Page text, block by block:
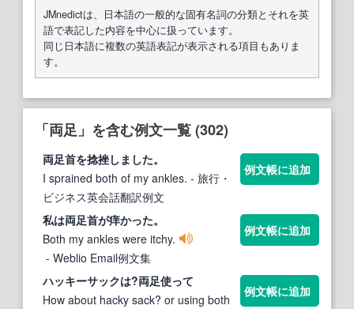
JMnedictは、日本語の一般的な固有名詞の分類とそれを英
語で表記した内容を中心に扱っています。
同じ日本語に複数の英語表記が表示される項目もありま
す。
「両足」を含む例文一覧 (302)
両足首を捻挫しました。
I sprained both of my ankles. - 旅行・
ビジネス英会話翻訳例文
例文帳に追加
私は両足首が痒かった。
Both my ankles were itchy.
- Weblio Email例文集
例文帳に追加
ハッキーサックは?両足使って
How about hacky sack? or using both
例文帳に追加